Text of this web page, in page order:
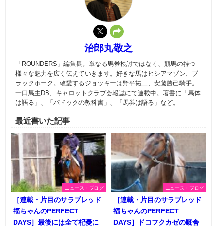
治郎丸敬之
「ROUNDERS」編集長。単なる馬券検討ではなく、競馬の持つ
様々な魅力を広く伝えていきます。好きな馬はヒシアマゾン、ブ
ラックホーク。敬愛するジョッキーは野平祐二、安藤勝己騎手。
一口馬主DB、キャロットクラブ会報誌にて連載中。著書に「馬体
は語る」、「パドックの教科書」、「馬券は語る」など。
最近書いた記事
ニュース・ブログ
［連載・片目のサラブレッド
福ちゃんのPERFECT
DAYS］最後には全て杞憂に
ニュース・ブログ
［連載・片目のサラブレッド
福ちゃんのPERFECT
DAYS］ドコフクカゼの厩舎